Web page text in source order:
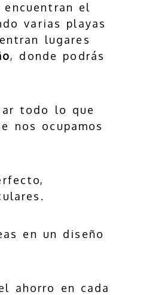
el
varias playas
lugares
, donde podrás
todo lo que
nos ocupamos
en un diseño
ahorro en cada